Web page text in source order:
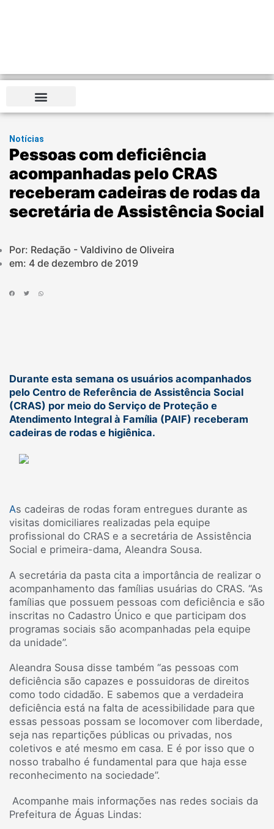
Notícias
Pessoas com deficiência
acompanhadas pelo CRAS
receberam cadeiras de rodas da
secretária de Assistência Social
Por: Redação - Valdivino de Oliveira
em: 4 de dezembro de 2019
Durante esta semana os usuários acompanhados
pelo Centro de Referência de Assistência Social
(CRAS) por meio do Serviço de Proteção e
Atendimento Integral à Família (PAIF) receberam
cadeiras de rodas e higiênica.
As cadeiras de rodas foram entregues durante as
visitas domiciliares realizadas pela equipe
profissional do CRAS e a secretária de Assistência
Social e primeira-dama, Aleandra Sousa.
A secretária da pasta cita a importância de realizar o
acompanhamento das famílias usuárias do CRAS. “As
famílias que possuem pessoas com deficiência e são
inscritas no Cadastro Único e que participam dos
programas sociais são acompanhadas pela equipe
da unidade”.
Aleandra Sousa disse também “as pessoas com
deficiência são capazes e possuidoras de direitos
como todo cidadão. E sabemos que a verdadeira
deficiência está na falta de acessibilidade para que
essas pessoas possam se locomover com liberdade,
seja nas repartições públicas ou privadas, nos
coletivos e até mesmo em casa. E é por isso que o
nosso trabalho é fundamental para que haja esse
reconhecimento na sociedade”.
Acompanhe mais informações nas redes sociais da
Prefeitura de Águas Lindas: